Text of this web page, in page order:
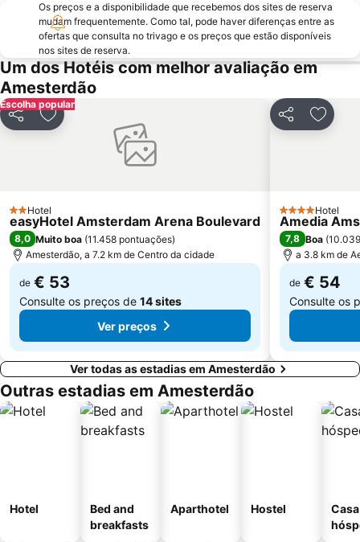
Zandvoort Beach
Oud-West
Oost
Bijlmer ArenA Metro Station
Zaanse Schans
Vondelpark
Mercado das flores
De Wallen - o Bairro da Luz Vermelha
Geuzenveld-Slotermeer
Madurodam
Hoofddorp center
Bloemencorso Bollenstreek
Museumplein
Os preços e a disponibilidade que recebemos dos sites de reserva
mudam frequentemente. Como tal, pode haver diferenças entre as
ofertas que consulta no trivago e os preços que estão disponíveis
nos sites de reserva.
Um dos Hotéis com melhor avaliação em
Amesterdão
Escolha popular
PartilharAdicionar aos favoritos
2 Estrelas
Hotel
easyHotel Amsterdam Arena Boulevard
8,0 Muito boa (11.458 pontuações)
Amesterdão, a 7.2 km de Centro da cidade
de € 53
Consulte os preços de 14 sites
Ver preços
Partilhar
4 Estrelas
Hotel
Amedia
7,8 Boa (
a 3.8 km de
de € 54
Consulte os
Ver todas as estadias em Amesterdão
Outras estadias em Amesterdão
Hotel
Bed and
breakfasts
Aparthotel Hostel